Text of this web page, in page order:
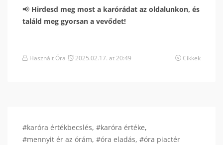
📢 Hirdesd meg most a karórádat az oldalunkon, és
találd meg gyorsan a vevődet!
Használt Óra 2025.02.17. at 20:49 Cikkek
#karóra értékbecslés, #karóra értéke,
#mennyit ér az órám, #óra eladás, #óra piactér